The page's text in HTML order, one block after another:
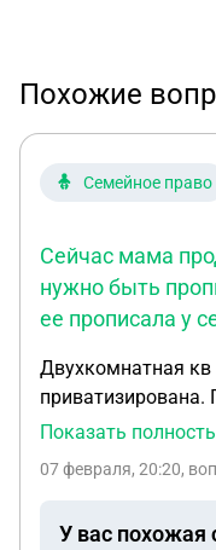
Похожие
Семейное право
Сейчас мама
нужно быть
ее прописала у
Двухкомнатная
ответственный
приватизировала
нужно быть
Показать
07 февраля, 20:20,
У вас похожая